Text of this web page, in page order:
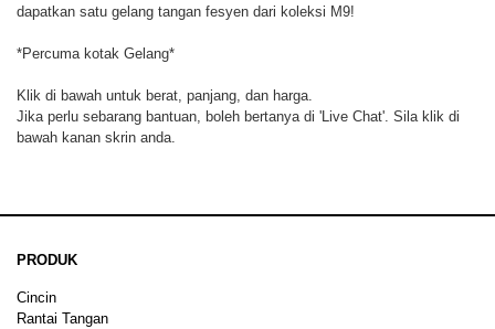
dapatkan satu gelang tangan fesyen dari koleksi M9!
*Percuma kotak Gelang*
Klik di bawah untuk berat, panjang, dan harga.
Jika perlu sebarang bantuan, boleh bertanya di 'Live Chat'. Sila klik di
bawah kanan skrin anda.
PRODUK
Cincin
Rantai Tangan